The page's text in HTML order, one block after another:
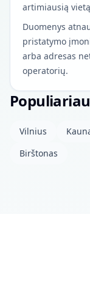
artimiausią
Duomenys
pristatymo
arba adresas
operatorių.
Vilnius
Birštonas